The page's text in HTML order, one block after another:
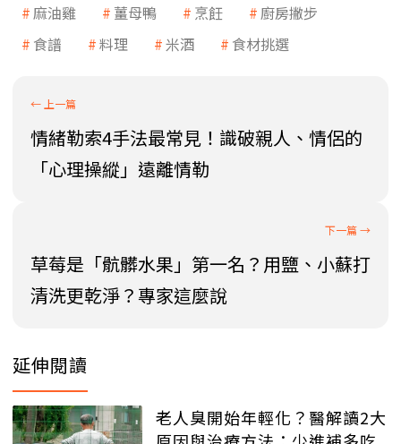
麻油雞 薑母鴨 烹飪
廚房撇步
食譜
料理 米酒 食材挑選
情緒勒索4手法最常見！識破親人、情侶的
「心理操縱」遠離情勒
草莓是「骯髒水果」第一名？用鹽、小蘇打
清洗更乾淨？專家這麼說
延伸閱讀
老人臭開始年輕化？醫解讀2大